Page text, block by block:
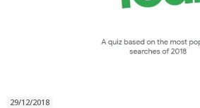
29/12/2018